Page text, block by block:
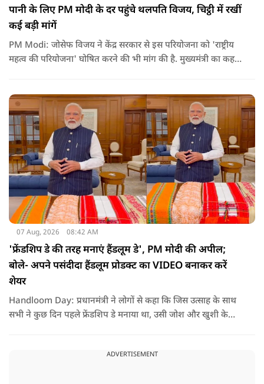
पानी के लिए PM मोदी के दर पहुंचे थलपति विजय, चिट्ठी में रखीं
कई बड़ी मांगें
PM Modi: जोसेफ विजय ने केंद्र सरकार से इस परियोजना को 'राष्ट्रीय
महत्व की परियोजना' घोषित करने की भी मांग की है. मुख्यमंत्री का कहना
की समस्या को काफी हद तक कम किया जा सकता है.
07 Aug, 2026 08:42 AM
'फ्रेंडशिप डे की तरह मनाएं हैंडलूम डे', PM मोदी की अपील;
बोले- अपने पसंदीदा हैंडलूम प्रोडक्ट का VIDEO बनाकर करें
शेयर
Handloom Day: प्रधानमंत्री ने लोगों से कहा कि जिस उत्साह के साथ
सभी ने कुछ दिन पहले फ्रेंडशिप डे मनाया था, उसी जोश और खुशी के
ADVERTISEMENT